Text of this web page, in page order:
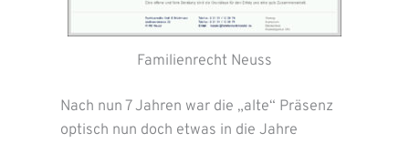
Familienrecht Neuss
Nach nun 7 Jahren war die „alte“ Präsenz
optisch nun doch etwas in die Jahre